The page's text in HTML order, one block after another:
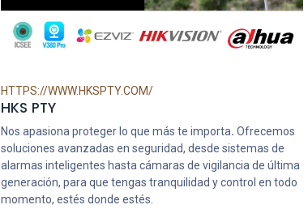
HTTPS://WWW.HKSPTY.COM/
HKS PTY
Nos apasiona proteger lo que más te importa. Ofrecemos
soluciones avanzadas en seguridad, desde sistemas de
alarmas inteligentes hasta cámaras de vigilancia de última
generación, para que tengas tranquilidad y control en todo
momento, estés donde estés.